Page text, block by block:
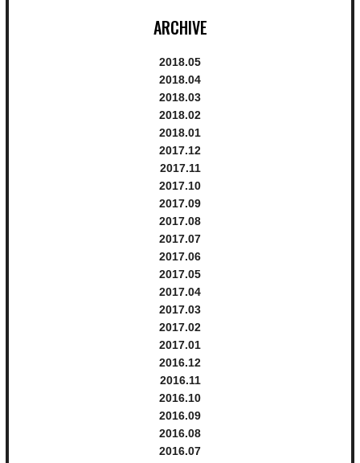
是非こちらもご利用ください。
ARCHIVE
2018. 5
2018. 4
2018. 3
2018. 2
2018.
1
2017.12
2017.11
2017.10
2017. 9
2017. 8
2017. 7
2017. 6
2017. 5
2017. 4
2017. 3
2017. 2
2017.
1
2016.12
2016.11
2016.10
2016. 9
2016. 8
2016. 7